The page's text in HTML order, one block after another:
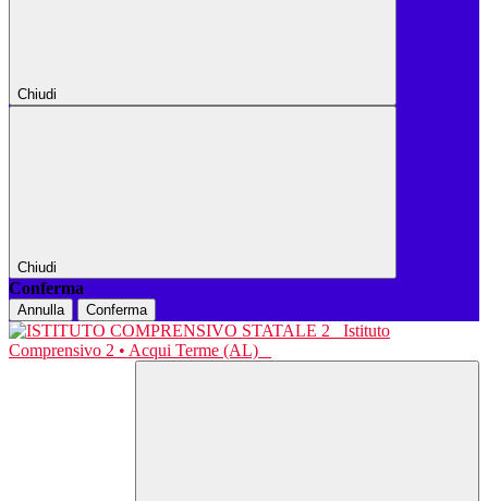
Chiudi
Chiudi
Conferma
Annulla Conferma
Istituto
Comprensivo 2 • Acqui Terme (AL)